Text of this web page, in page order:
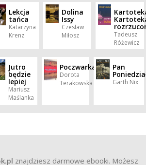
Lekcja
tańca
Katarzyna
Krenz
Dolina
Issy
Czesław
Miłosz
Tadeusz
Różewicz
Jutro
będzie
lepiej
Mariusz
Maślanka
Poczwarka
Dorota
Terakowska
Pan
Garth Nix
znajdziesz darmowe ebooki. Możesz